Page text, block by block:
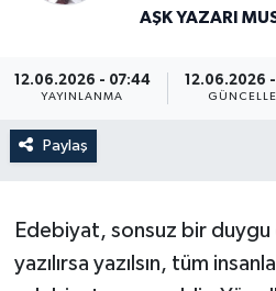
AŞK YAZARI
12.06.2026 - 07:44
YAYINLANMA
12.06.2026
Paylaş
Edebiyat, sonsuz bir duygu
yazılırsa yazılsın, tüm
Spor
Turizm
Tüm Manşetler
Son Dakika Haberleri
Haber Arşivi